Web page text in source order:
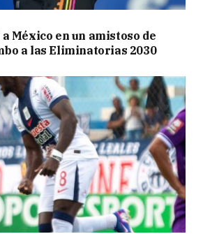
México en un amistoso de
a las Eliminatorias 2030